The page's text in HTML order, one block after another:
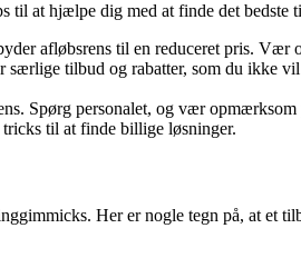
til at hjælpe dig med at finde det bedste
afløbsrens til en reduceret pris.
tilbud og rabatter, som du ikke
Spørg personalet, og vær opmærksom
til at finde billige løsninger.
Her er nogle tegn på, at et